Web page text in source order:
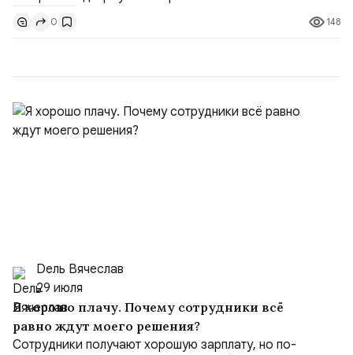
доли контроля (75 на 25). Было: Ранее Иран и Оман
контролировали пролив на паритетных началах —
50/50. Стало: Новое соглашение закрепляет за
0 148
Dель Вячеслав
29 июля
Я хорошо плачу. Почему сотрудники всё
равно ждут моего решения?
Сотрудники получают хорошую зарплату, но по-